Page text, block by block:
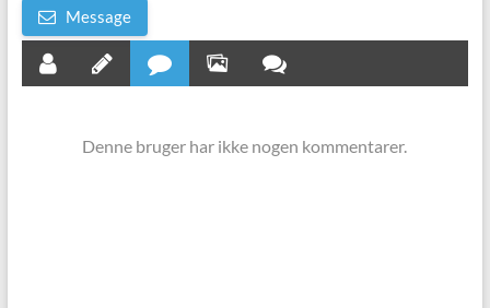
Message
Denne bruger har ikke nogen kommentarer.